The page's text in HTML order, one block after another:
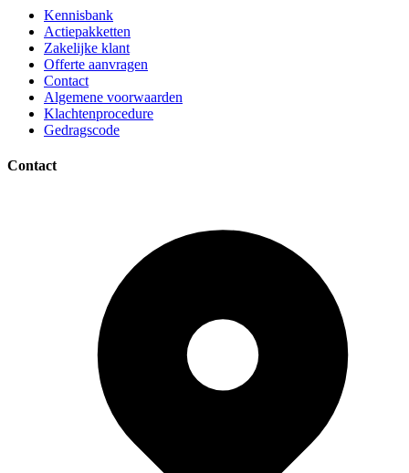
Kennisbank
Actiepakketten
Zakelijke klant
Offerte aanvragen
Contact
Algemene voorwaarden
Klachtenprocedure
Gedragscode
Contact